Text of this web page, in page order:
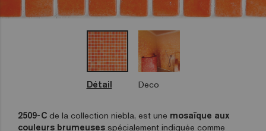
Détail Deco
2509-C de la collection niebla, est une mosaïque aux
couleurs brumeuses spécialement indiquée comme